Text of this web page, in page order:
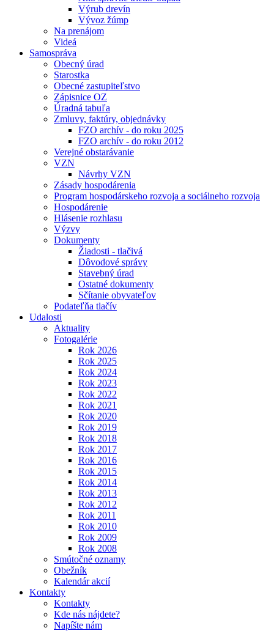
Výrub drevín
Vývoz žúmp
Na prenájom
Videá
Samospráva
Obecný úrad
Starostka
Obecné zastupiteľstvo
Zápisnice OZ
Úradná tabuľa
Zmluvy, faktúry, objednávky
FZO archív - do roku 2025
FZO archív - do roku 2012
Verejné obstarávanie
VZN
Návrhy VZN
Zásady hospodárenia
Program hospodárskeho rozvoja a sociálneho rozvoja
Hospodárenie
Hlásenie rozhlasu
Výzvy
Dokumenty
Žiadosti - tlačivá
Dôvodové správy
Stavebný úrad
Ostatné dokumenty
Sčítanie obyvateľov
Podateľňa tlačív
Udalosti
Aktuality
Fotogalérie
Rok 2026
Rok 2025
Rok 2024
Rok 2023
Rok 2022
Rok 2021
Rok 2020
Rok 2019
Rok 2018
Rok 2017
Rok 2016
Rok 2015
Rok 2014
Rok 2013
Rok 2012
Rok 2011
Rok 2010
Rok 2009
Rok 2008
Smútočné oznamy
Obežník
Kalendár akcií
Kontakty
Kontakty
Kde nás nájdete?
Napíšte nám